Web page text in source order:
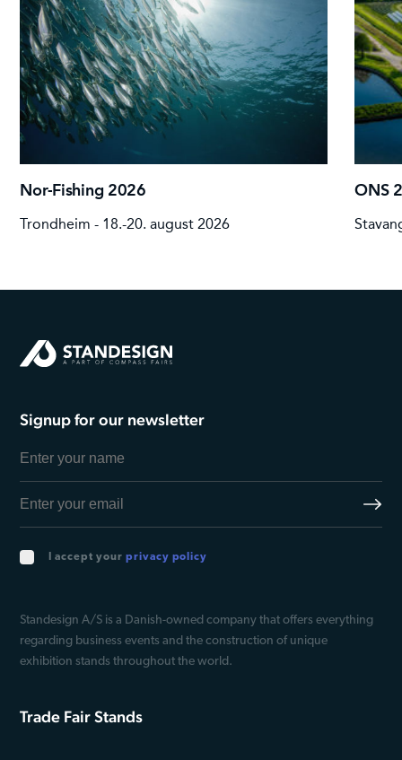
Nor-Fishing 2026
Trondheim - 18.-20. august 2026
ONS
Signup for our newsletter
I accept your privacy policy
Standesign A/S is a Danish-owned company that offers everything
regarding business events and the construction of unique
exhibition stands throughout the world.
Trade Fair Stands